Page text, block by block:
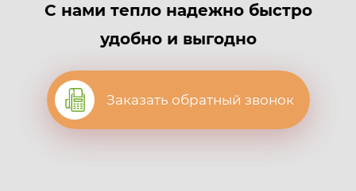
С нами тепло надежно быстро
удобно и выгодно
Заказать обратный звонок